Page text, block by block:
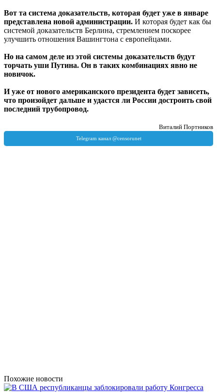
Вот та система доказательств, которая будет уже в январе
представлена новой администрации. И которая будет как бы
системой доказательств Берлина, стремлением поскорее
улучшить отношения Вашингтона с европейцами.
Но на самом деле из этой системы доказательств будут
торчать уши Путина. Он в таких комбинациях явно не
новичок.
И уже от нового американского президента будет зависеть,
что произойдет дальше и удастся ли России достроить свой
последний трубопровод.
Виталий Портников
Похожие новости